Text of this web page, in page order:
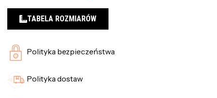
TABELA ROZMIARÓW
Polityka bezpieczeństwa
Polityka dostaw